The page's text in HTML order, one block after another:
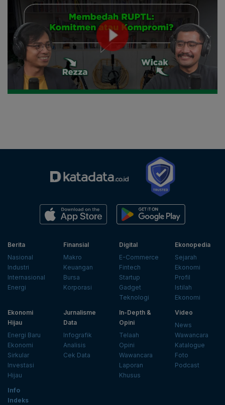
Berita
Nasional
Industri
Internasional
Energi
Finansial
Makro
Keuangan
Bursa
Korporasi
Digital
E-Commerce
Fintech
Startup
Gadget
Teknologi
Ekonopedia
Sejarah
Ekonomi
Profil
Istilah
Ekonomi
Ekonomi
Hijau
Energi Baru
Ekonomi
Sirkular
Investasi
Hijau
Jurnalisme
Data
Infografik
Analisis
Cek Data
In-Depth &
Opini
Telaah
Opini
Wawancara
Laporan
Khusus
Video
News
Wawancara
Katalogue
Foto
Podcast
Info
Indeks